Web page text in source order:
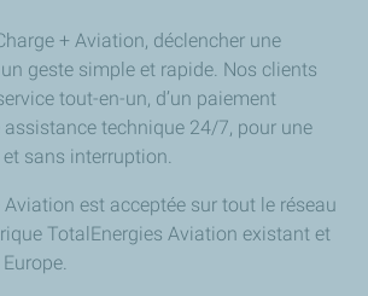
+ Aviation, déclencher une
geste simple et rapide. Nos clients
tout-en-un, d’un paiement
assistance technique 24/7, pour une
sans interruption.
Aviation est acceptée sur tout le réseau
TotalEnergies Aviation existant et